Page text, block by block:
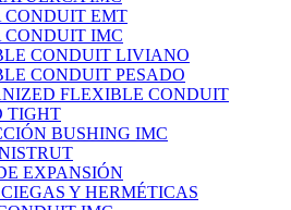
CONDUIT EMT
CONDUIT IMC
CONDUIT LIVIANO
CONDUIT PESADO
FLEXIBLE CONDUIT
TIGHT
BUSHING IMC
EXPANSIÓN
Y HERMÉTICAS